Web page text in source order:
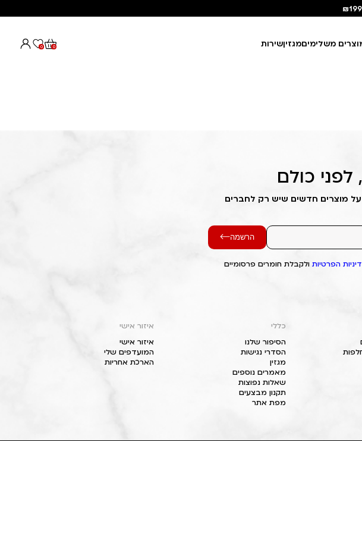
משלימיםמגזיןשירות 0
0
כולם
על מוצרים חדשים שיש רק לחברים
הרשמה
הפרטיות ולקבלת חומרים פרסומיים
כללי
הסיפור שלנו
הסדרי נגישות
מגזין
מאמרים נוספים
שאלות נפוצות
תקנון מבצעים
מפת אתר
איזור אישי
איזור אישי
המועדפים שלי
הארכת אחריות